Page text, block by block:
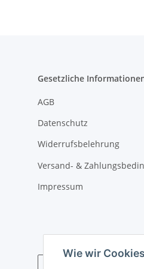
Wie wir
Gesetzliche
AGB
Datenschutz
Widerrufsbelehrung
Versand- &
Impressum